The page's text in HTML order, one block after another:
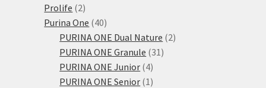
Prolife 22
produkty
Purina One 4040
produktů
PURINA ONE Dual Nature 22
PURINA ONE Granule 31 31
PURINA ONE Junior 44
produkty
PURINA ONE Senior 1 1